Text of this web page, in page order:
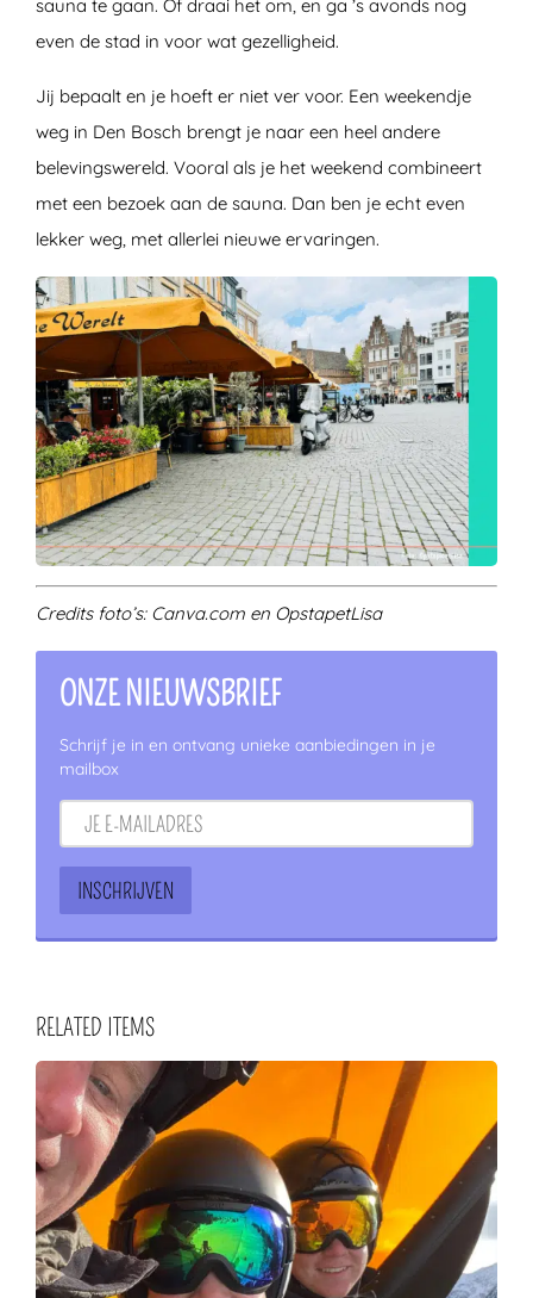
sauna te gaan. Of draai het om, en ga ’s avonds nog
even de stad in voor wat gezelligheid.
Jij bepaalt en je hoeft er niet ver voor. Een weekendje
weg in Den Bosch brengt je naar een heel andere
belevingswereld. Vooral als je het weekend combineert
met een bezoek aan de sauna. Dan ben je echt even
lekker weg, met allerlei nieuwe ervaringen.
Credits foto’s: Canva.com en OpstapetLisa
ONZE NIEUWSBRIEF
Schrijf je in en ontvang unieke aanbiedingen in je
mailbox
RELATED ITEMS